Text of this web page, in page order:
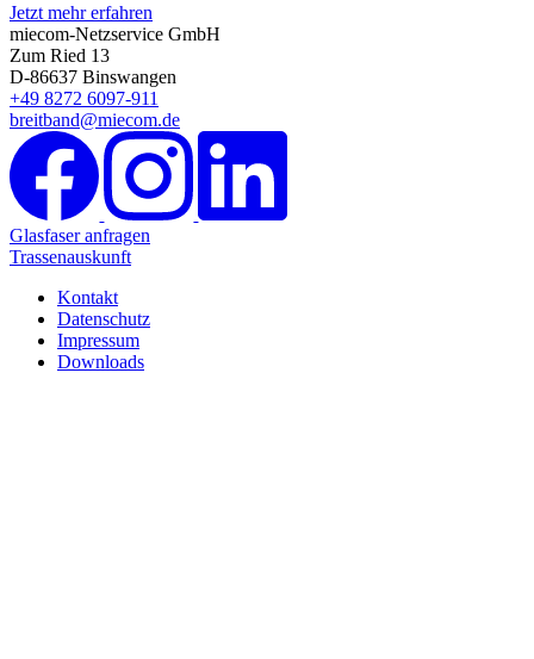
Jetzt mehr erfahren
miecom-Netzservice GmbH
Zum Ried 13
D-86637 Binswangen
+49 8272 6097-911
breitband@miecom.de
Glasfaser anfragen
Trassenauskunft
Kontakt
Datenschutz
Impressum
Downloads